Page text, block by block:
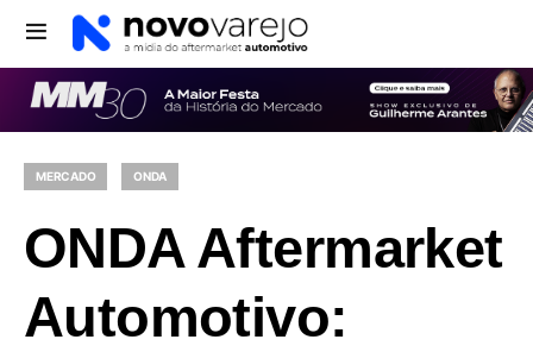
MERCADO ONDA
ONDA Aftermarket
Automotivo: